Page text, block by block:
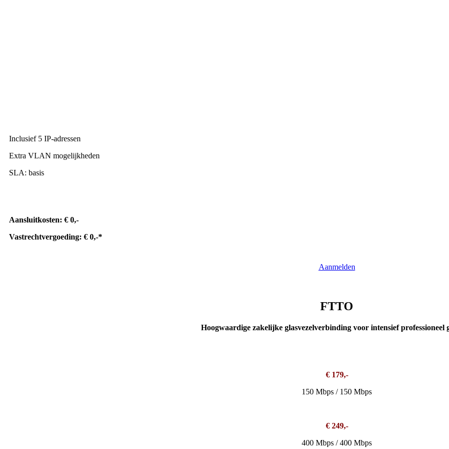
Inclusief 5 IP-adressen
Extra VLAN mogelijkheden
SLA: basis
Aansluitkosten: € 0,-
Vastrechtvergoeding: € 0,-*
Aanmelden
FTTO
Hoogwaardige zakelijke glasvezelverbinding voor intensief professioneel
€ 179,-
150 Mbps / 150 Mbps
€ 249,-
400 Mbps / 400 Mbps